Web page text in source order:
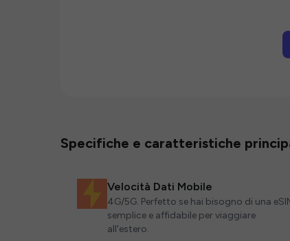
Specifiche e caratteristiche
Velocità Dati Mobile
4G/5G. Perfetto se hai bisogno di una
semplice e affidabile per viaggiare
all'estero.